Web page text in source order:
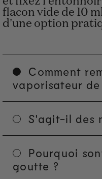
flacon vide de 10
d'une option
Comment
vaporisateur
S'agit-il des
Pourquoi
goutte ?